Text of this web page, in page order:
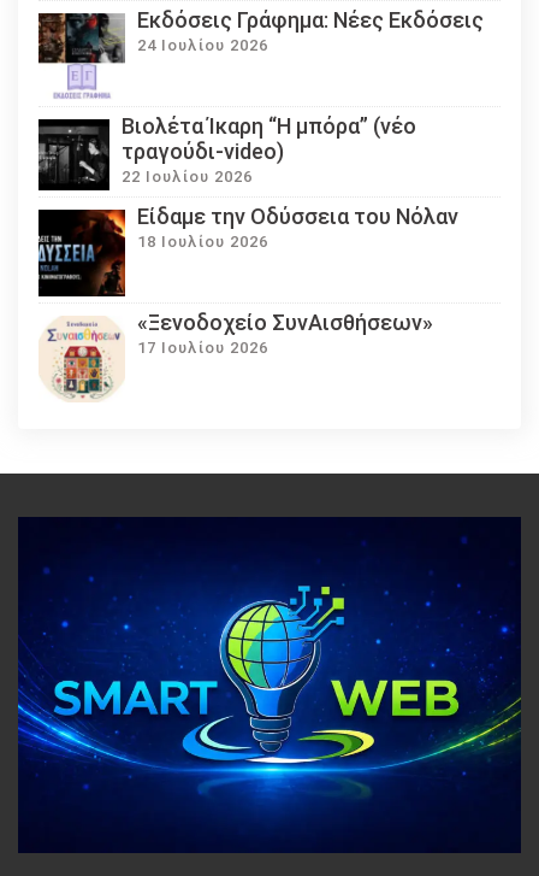
Εκδόσεις Γράφημα: Νέες Εκδόσεις
24 Ιουλίου 2026
Βιολέτα Ίκαρη “Η μπόρα” (νέο
τραγούδι-video)
22 Ιουλίου 2026
Eίδαμε την Οδύσσεια του Νόλαν
18 Ιουλίου 2026
«Ξενοδοχείο ΣυνΑισθήσεων»
17 Ιουλίου 2026